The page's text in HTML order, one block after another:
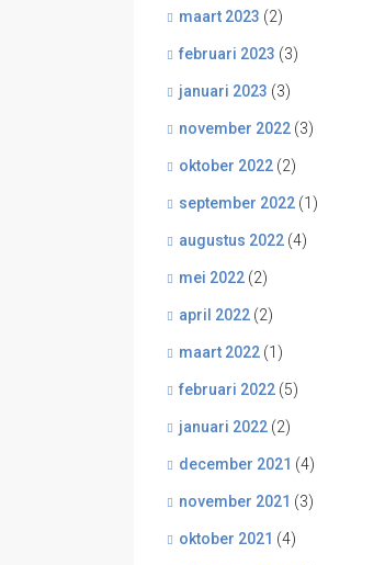
maart 2023 (2)
februari 2023 (3)
januari 2023 (3)
november 2022 (3)
oktober 2022 (2)
september 2022 (1)
augustus 2022 (4)
mei 2022 (2)
april 2022 (2)
maart 2022 (1)
februari 2022 (5)
januari 2022 (2)
december 2021 (4)
november 2021 (3)
oktober 2021 (4)